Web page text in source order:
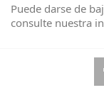
Puede darse de
consulte nuestra